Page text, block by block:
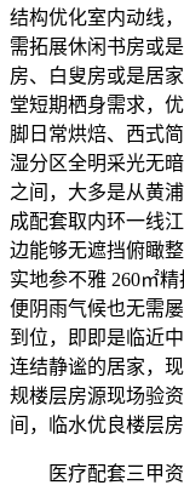
结构优化室内动线
需拓展休闲书房或
房、白叟房或是居
堂短期栖身需求，
脚日常烘焙、西式
湿分区全明采光无
之间，大多是从黄
成配套取内环一线
边能够无遮挡俯瞰
实地参不雅 260㎡
便阴雨气候也无需
到位，即即是临近
连结静谧的居家，
规楼层房源现场验
间，临水优良楼层
医疗配套三甲资